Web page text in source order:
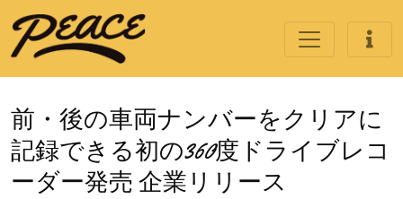
前・後の車両ナンバーをクリアに
記録できる初の360度ドライブレコ
ーダー発売 企業リリース